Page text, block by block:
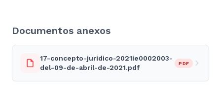
Documentos anexos
17-concepto-juridico-2021ie0002003-
del-09-de-abril-de-2021.pdf
PDF